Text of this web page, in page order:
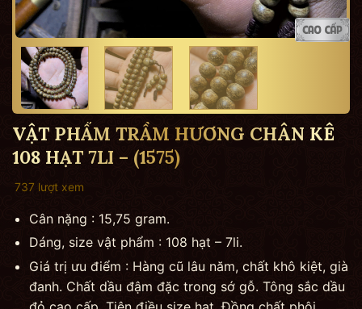
VẬT PHẨM TRẦM HƯƠNG CHÂN KÊ
108 HẠT 7LI – (1575)
737 lượt xem
Cân nặng : 15,75 gram.
Dáng, size vật phẩm : 108 hạt – 7li.
Giá trị ưu điểm : Hàng cũ lâu năm, chất khô kiệt, già
đanh. Chất dầu đậm đặc trong sớ gỗ. Tông sắc dầu